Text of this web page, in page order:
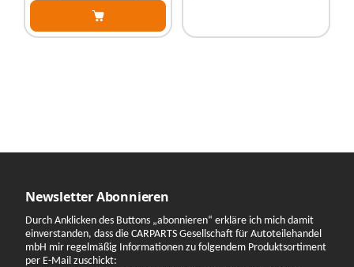
Newsletter Abonnieren
Durch Anklicken des Buttons „abonnieren“ erkläre ich mich damit
einverstanden, dass die CARPARTS Gesellschaft für Autoteilehandel
mbH mir regelmäßig Informationen zu folgendem Produktsortiment
per E-Mail zuschickt: